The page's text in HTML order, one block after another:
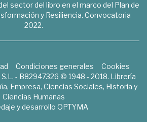
sector del libro en el marco del Plan de
y Resiliencia. Convocatoria
2022.
Condiciones generales
Cookies
- B82947326 © 1948 - 2018. Librería
Empresa, Ciencias Sociales, Historia y
Ciencias Humanas
y desarrollo OPTYMA